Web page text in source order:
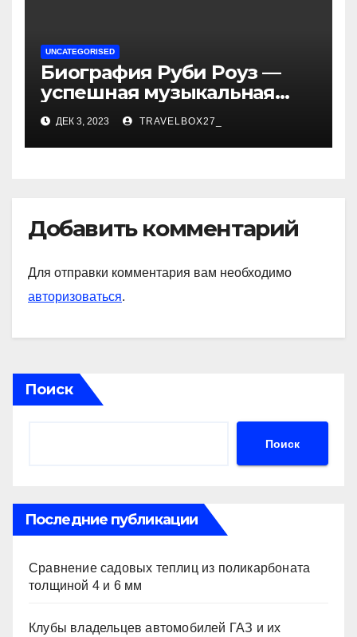
UNCATEGORISED
Биография Руби Роуз —
успешная музыкальная
карьера, личная жизнь и
знаковые достижения
ДЕК 3, 2023 TRAVELBOX27_
Добавить комментарий
Для отправки комментария вам необходимо
авторизоваться.
Поиск
Поиск
Последние публикации
Сравнение садовых теплиц из поликарбоната
толщиной 4 и 6 мм
Клубы владельцев автомобилей ГАЗ и их